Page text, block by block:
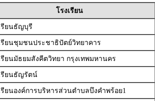
โรงเรียน
รียนธัญบุรี
รียนชุมชนประชาธิปัตย์วิทยาคาร
รียนมัธยมสังคีตวิทยา กรุงเทพมหานคร
รียนธัญรัตน์
รียนองค์การบริหารส่วนตำบลบึงคำพร้อย1